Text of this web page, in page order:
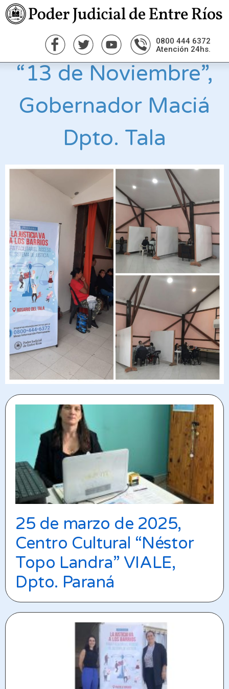
0800 444 6372
Atención 24hs.
31 de marzo- Salón
“13 de Noviembre”,
Gobernador Maciá
Dpto. Tala
25 de marzo de 2025,
Centro Cultural “Néstor
Topo Landra” VIALE,
Dpto. Paraná